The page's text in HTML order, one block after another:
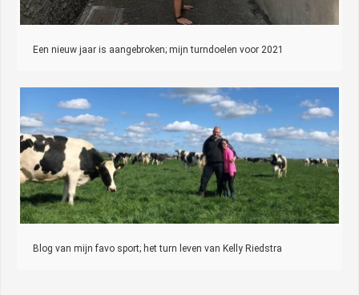
Een nieuw jaar is aangebroken; mijn turndoelen voor 2021
Blog van mijn favo sport; het turn leven van Kelly Riedstra